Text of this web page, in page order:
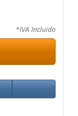
*IVA Incluido